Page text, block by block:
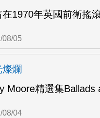
在1970年英國前衛搖
08/05
爛
Moore精選集Ballads
08/04